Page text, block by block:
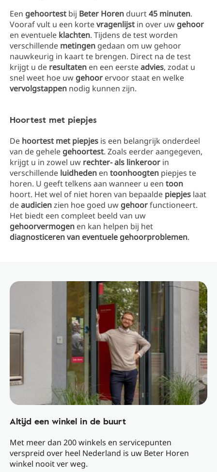
Een gehoortest bij Beter Horen duurt45 minuten.
Vooraf vult u een kortevragenlijst in over uw gehoor
en eventuele klachten. Tijdens de test worden
verschillende metingen gedaan om uw gehoor
nauwkeurig in kaart te brengen. Direct na de test
krijgt u de resultaten en een eersteadvies, zodat u
snel weet hoe uw gehoor ervoor staat en welke
vervolgstappen nodig kunnen zijn.
Hoortest met piepjes
De hoortest met piepjes is een belangrijk onderdeel
van de gehele gehoortest. Zoals eerder aangegeven,
krijgt u in zowel uw rechter- als linkeroor in
verschillende luidheden en toonhoogten piepjes te
horen. U geeft telkens aan wanneer u een toon
hoort. Het wel of niet horen van bepaalde piepjes laat
deaudicienzien hoe goed uw gehoorfunctioneert.
Het biedt een compleet beeld van uw
gehoorvermogen en kan helpen bij het
diagnosticeren van eventuele gehoorproblemen.
Altijd een winkel in de buurt
Met meer dan 200 winkels en servicepunten
verspreid over heel Nederland is uw Beter Horen
winkel nooit ver weg.